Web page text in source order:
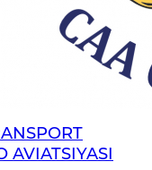
AVIATSIYASI